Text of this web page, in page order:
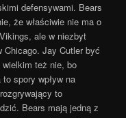
defensywami. Bears
że właściwie nie ma o
ale w niezbyt
Jay Cutler być
też nie, bo
spory wpływ na
to
Bears mają jedną z